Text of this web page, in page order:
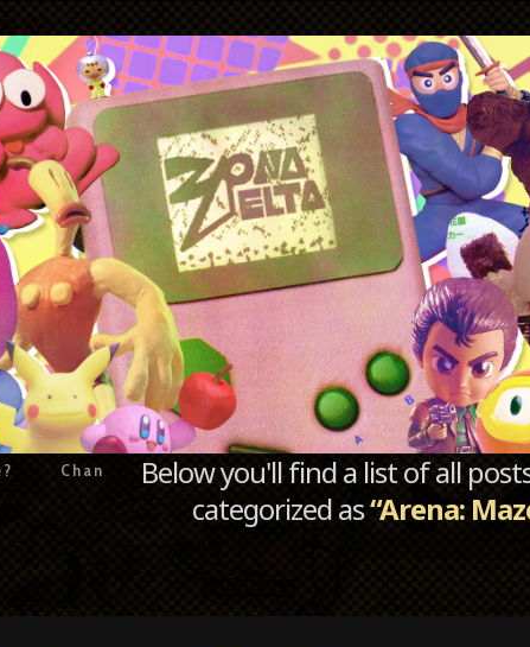
Chan
Below you'll find a list of all
categorized as“Arena: